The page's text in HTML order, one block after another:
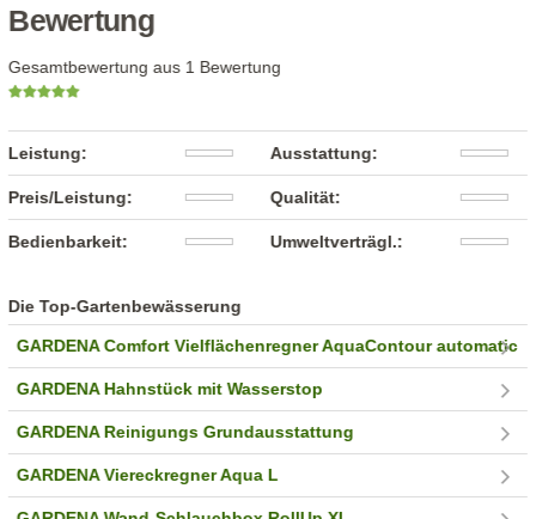
Bewertung
Gesamtbewertung aus 1 Bewertung
Leistung: Ausstattung:
Preis/Leistung: Qualität:
Bedienbarkeit: Umweltverträgl.:
Die Top-Gartenbewässerung
GARDENA Comfort Vielflächenregner AquaContour automatic
GARDENA Hahnstück mit Wasserstop
GARDENA Reinigungs Grundausstattung
GARDENA Viereckregner Aqua L